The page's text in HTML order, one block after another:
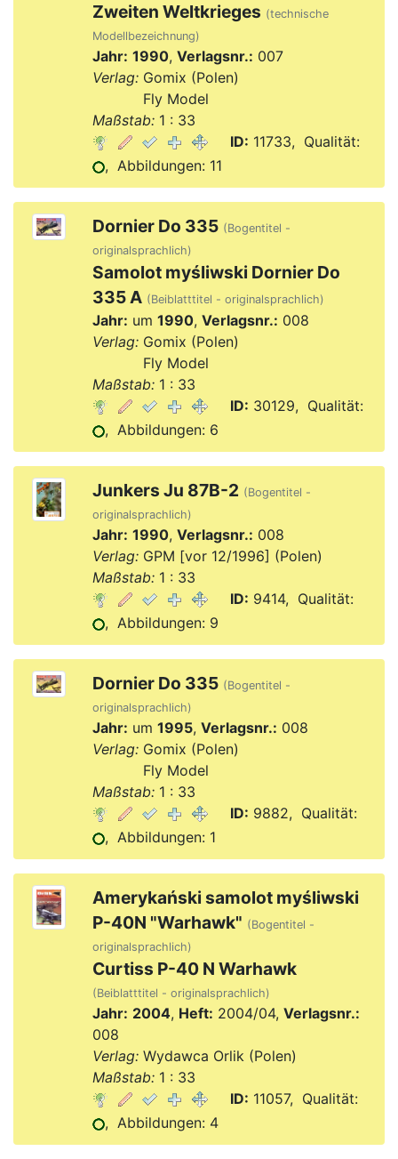
Zweiten Weltkrieges (technische
Modellbezeichnung)
Jahr: 1990, Verlagsnr.: 007
Verlag:Gomix (Polen)
Fly Model
Maßstab:1 : 33
ID: 11733, Qualität:
, Abbildungen: 11
Dornier Do 335 (Bogentitel -
originalsprachlich)
Samolot myśliwski Dornier Do
335 A (Beiblatttitel - originalsprachlich)
Jahr: um 1990, Verlagsnr.: 008
Verlag:Gomix (Polen)
Fly Model
Maßstab:1 : 33
ID: 30129, Qualität:
, Abbildungen: 6
Junkers Ju 87B-2 (Bogentitel -
originalsprachlich)
Jahr: 1990, Verlagsnr.: 008
Verlag:GPM [vor 12/1996] (Polen)
Maßstab:1 : 33
ID: 9414, Qualität:
, Abbildungen: 9
Dornier Do 335 (Bogentitel -
originalsprachlich)
Jahr: um 1995, Verlagsnr.: 008
Verlag:Gomix (Polen)
Fly Model
Maßstab:1 : 33
ID: 9882, Qualität:
, Abbildungen: 1
Amerykański samolot myśliwski
P-40N "Warhawk" (Bogentitel -
originalsprachlich)
Curtiss P-40 N Warhawk
(Beiblatttitel - originalsprachlich)
Jahr: 2004, Heft: 2004/04, Verlagsnr.:
008
Verlag:Wydawca Orlik (Polen)
Maßstab:1 : 33
ID: 11057, Qualität:
, Abbildungen: 4